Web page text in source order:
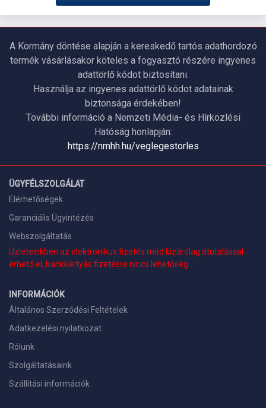
A Kormány döntése alapján a kereskedő tartós adathordozó
termék vásárlásakor köteles a fogyasztó részére ingyenes
adattörlő kódot biztosítani.
Használja az ingyenes adattörlő kódot adatainak
biztonsága érdekében!
További információ a Nemzeti Média- és Hírközlési
Hatóság honlapján:
https://nmhh.hu/veglegestorles
ÜGYFÉLSZOLGÁLAT
Elérhetőségek
Garanciális Ügyintézés
Webszolgáltatás
Üzleteinkben az elektronikus fizetés mód kizárólag átutalással
érhető el, bankkártyás fizetésre nincs lehetőség.
INFORMÁCIÓK
Általános Szerződési Feltételek
Adatkezelési nyilatkozat
Rólunk
Szolgáltatásaink
Szállítási információk